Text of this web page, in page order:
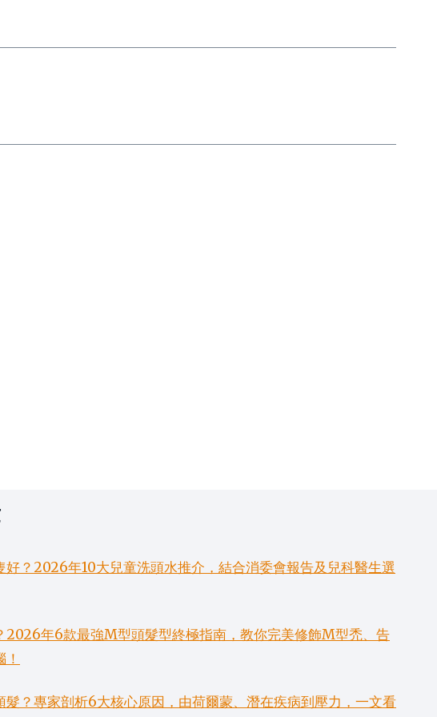
好？2026年10大兒童洗頭水推介，結合消委會報告及兒科醫生選
2026年6款最強M型頭髮型終極指南，教你完美修飾M型禿、告
髮？專家剖析6大核心原因，由荷爾蒙、潛在疾病到壓力，一文看